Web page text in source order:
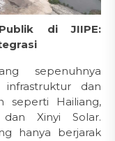
di JIIPE:
sepenuhnya
infrastruktur dan
seperti Hailiang,
Xinyi Solar.
hanya berjarak